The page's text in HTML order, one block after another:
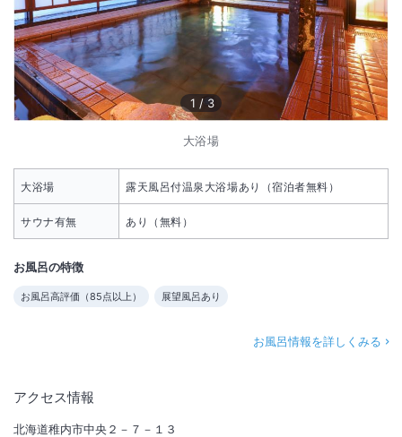
1 /3
大浴場
大浴場 露天風呂付温泉大浴場あり（宿泊者無料）
サウナ有無 あり（無料）
お風呂の特徴
お風呂高評価（85点以上） 展望風呂あり
お風呂情報を詳しくみる
アクセス情報
北海道稚内市中央２－７－１３